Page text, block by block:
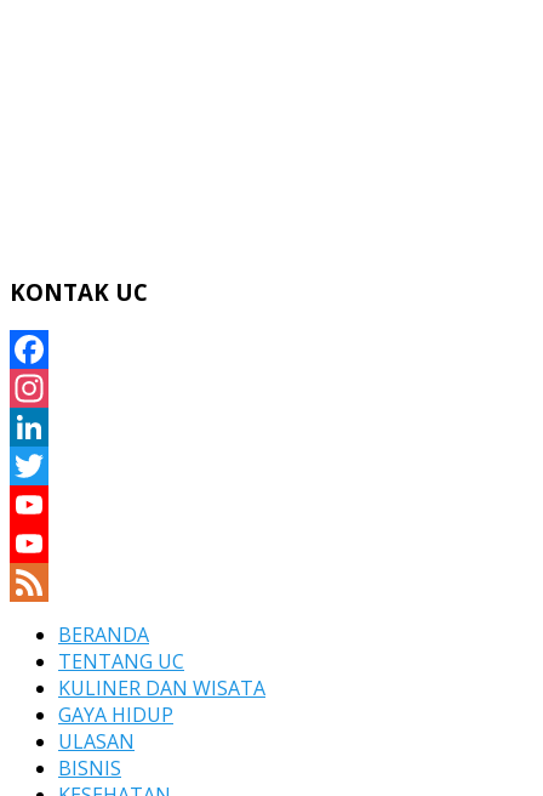
KONTAK UC
Facebook
Instagram
LinkedIn
Twitter
YouTube
YouTube
ChannelBERANDA
TENTANG UC
KULINER DAN WISATA
GAYA HIDUP
ULASAN
BISNIS